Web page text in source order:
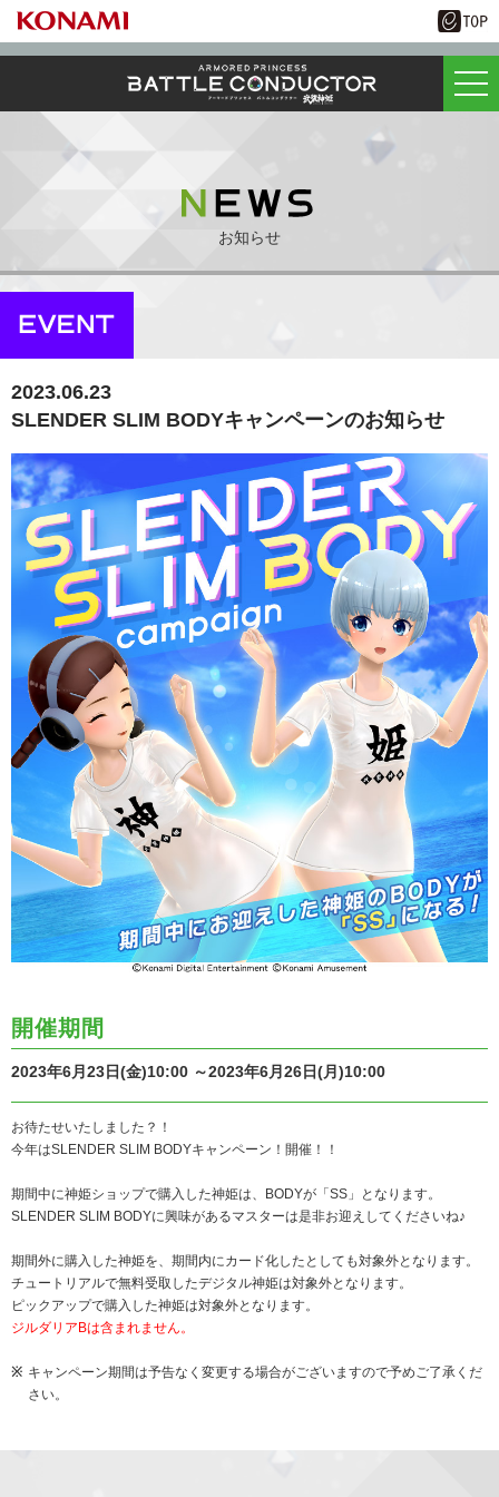
お知らせ
2023.06.23
SLENDER SLIM BODYキャンペーンのお知らせ
開催期間
2023年6月23日(金)10:00 ～2023年6月26日(月)10:00
お待たせいたしました？！
今年はSLENDER SLIM BODYキャンペーン！開催！！
期間中に神姫ショップで購入した神姫は、BODYが「SS」となります。
SLENDER SLIM BODYに興味があるマスターは是非お迎えしてくださいね♪
期間外に購入した神姫を、期間内にカード化したとしても対象外となります。
チュートリアルで無料受取したデジタル神姫は対象外となります。
ピックアップで購入した神姫は対象外となります。
ジルダリアBは含まれません。
キャンペーン期間は予告なく変更する場合がございますので予めご了承くだ
さい。